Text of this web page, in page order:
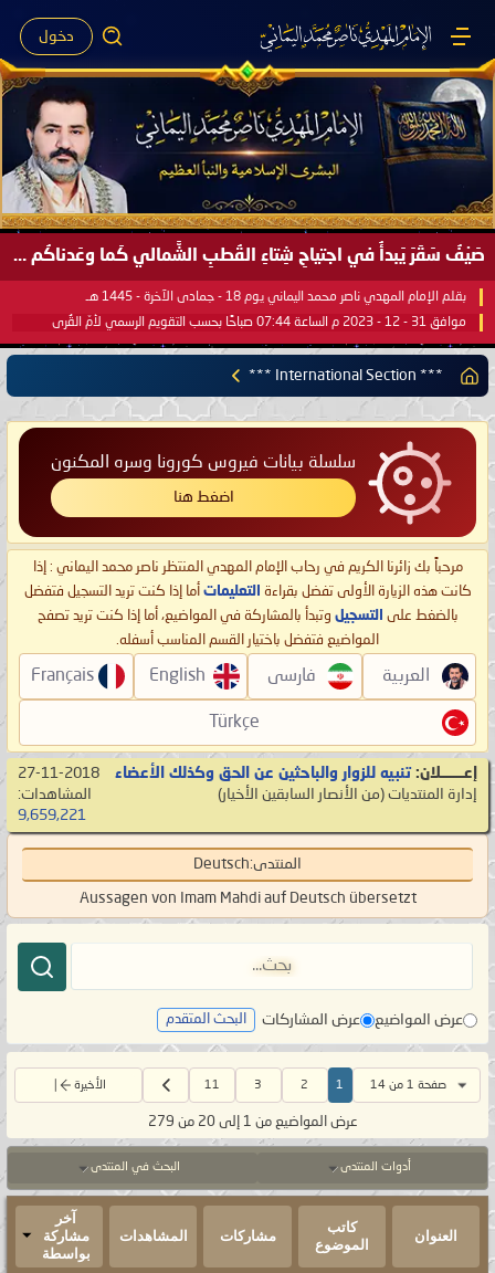
دخول
صَيْفُ سَقَرَ يَبدأُ في اجتياحِ شِتاءِ القُطبِ الشَّمالي كَما وعَدناكُم بالحقِّ لعَامِكم هذا (1445 هـ) ..
بقلم الإمام المهدي ناصر محمد اليماني يوم 18 - جمادى الآخرة - 1445 هـ
موافق 31 - 12 - 2023 م الساعة 07:44 صباحًا بحسب التقويم الرسمي لأمّ القُرى
*** International Section ***
سلسلة بيانات فيروس كورونا وسره المكنون
اضغط هنا
مرحباً بك زائرنا الكريم في رحاب الإمام المهدي المنتظر ناصر محمد اليماني : إذا
كانت هذه الزيارة الأولى تفضل بقراءة التعليمات أما إذا كنت تريد التسجيل فتفضل
بالضغط على التسجيل وتبدأ بالمشاركة في المواضيع، أما إذا كنت تريد تصفح
المواضيع فتفضل باختيار القسم المناسب أسفله.
العربية فارسی English
Français
Türkçe
إعـــــــلان: تنبيه للزوار والباحثين عن الحق وكذلك الأعضاء
إدارة المنتديات ‏(من الأنصار السابقين الأخيار)
27-11-2018
المشاهدات:
9,659,221
المنتدى:Deutsch
Aussagen von Imam Mahdi auf Deutsch übersetzt
عرض المواضيع عرض المشاركات البحث المتقدم
صفحة 1 من 14 1
2
3
11 الأخيرة
عرض المواضيع من 1 إلى 20 من 279
أدوات المنتدى البحث في المنتدى
العنوان
كاتب
الموضوع
مشاركات المشاهدات
آخر
مشاركة
بواسطة